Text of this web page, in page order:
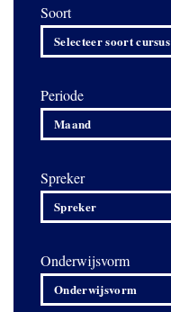
Soort
Selecteer soort cursus
Periode
Maand
Spreker
Spreker
Onderwijsvorm
Onderwijsvorm